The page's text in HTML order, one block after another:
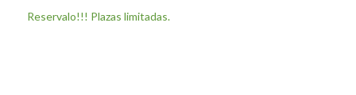
Reservalo!!! Plazas limitadas.